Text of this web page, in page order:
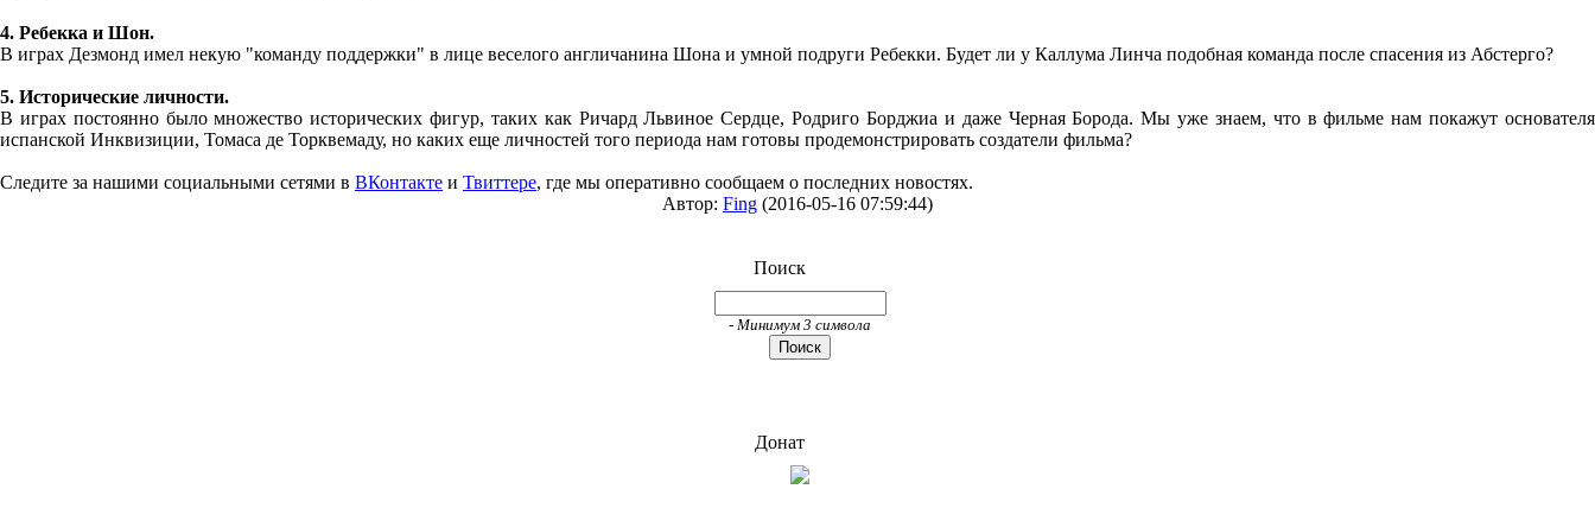
4. Ребекка и Шон.
В играх Дезмонд имел некую "команду поддержки" в лице веселого англичанина Шона и умной подруги Ребекки. Будет ли у Каллума Линча подобная команда после спасения из Абстерго?
5. Исторические личности.
В играх постоянно было множество исторических фигур, таких как Ричард Львиное Сердце, Родриго Борджиа и даже Черная Борода. Мы уже знаем, что в фильме нам покажут основателя
испанской Инквизиции, Томаса де Торквемаду, но каких еще личностей того периода нам готовы продемонстрировать создатели фильма?
Следите за нашими социальными сетями в ВКонтакте и Твиттере, где мы оперативно сообщаем о последних новостях.
Автор: Fing (2016-05-16 07:59:44)
Поиск
- Минимум 3 символа
Донат